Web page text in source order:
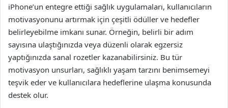
iPhone’un entegre ettiği sağlık uygulamaları, kullanıcıların
motivasyonunu artırmak için çeşitli ödüller ve hedefler
belirleyebilme imkanı sunar. Örneğin, belirli bir adım
sayısına ulaştığınızda veya düzenli olarak egzersiz
yaptığınızda sanal rozetler kazanabilirsiniz. Bu tür
motivasyon unsurları, sağlıklı yaşam tarzını benimsemeyi
teşvik eder ve kullanıcılara hedeflerine ulaşma konusunda
destek olur.